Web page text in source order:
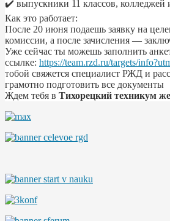
✔️ выпускники 11 классов,
Как это работает:
После 20 июня подаешь заявку на
комиссии, а после зачисления —
Уже сейчас ты можешь заполнить
ссылке: https://team.rzd.ru/targets/
тобой свяжется специалист РЖД и
грамотно подготовить все документы
Ждем тебя в Тихорецкий техникум